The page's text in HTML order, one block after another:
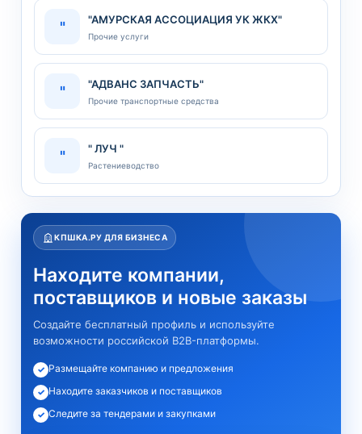
" "АМУРСКАЯ АССОЦИАЦИЯ УК ЖКХ"
Прочие услуги
" "АДВАНС ЗАПЧАСТЬ"
Прочие транспортные средства
" " ЛУЧ "
Растениеводство
КПШКА.РУ ДЛЯ БИЗНЕСА
Находите компании,
поставщиков и новые заказы
Создайте бесплатный профиль и используйте
возможности российской B2B-платформы.
✓ Размещайте компанию и предложения
✓ Находите заказчиков и поставщиков
✓ Следите за тендерами и закупками